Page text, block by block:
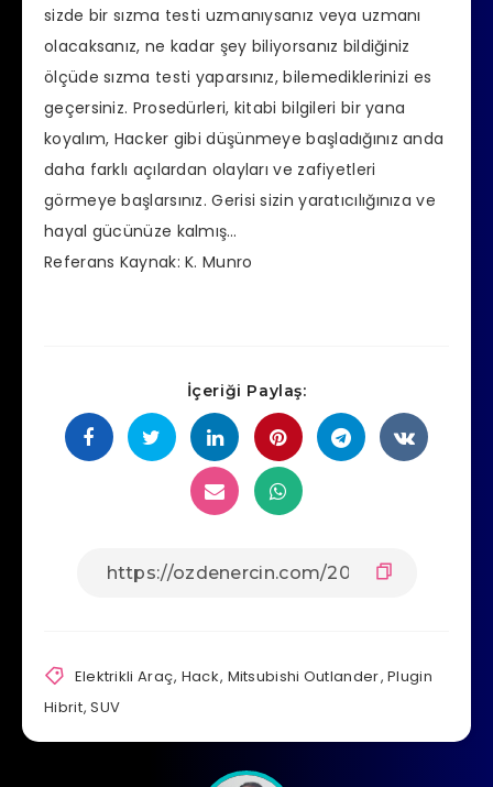
sizde bir sızma testi uzmanıysanız veya uzmanı
olacaksanız, ne kadar şey biliyorsanız bildiğiniz
ölçüde sızma testi yaparsınız, bilemediklerinizi es
geçersiniz. Prosedürleri, kitabi bilgileri bir yana
koyalım, Hacker gibi düşünmeye başladığınız anda
daha farklı açılardan olayları ve zafiyetleri
görmeye başlarsınız. Gerisi sizin yaratıcılığınıza ve
hayal gücünüze kalmış…
Referans Kaynak: K. Munro
İçeriği Paylaş:
Elektrikli Araç, Hack, Mitsubishi Outlander,Plugin
Hibrit,SUV